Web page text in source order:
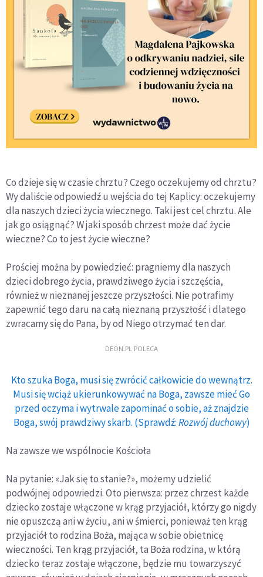
Co dzieje się w czasie chrztu? Czego oczekujemy od chrztu?
Wy daliście odpowiedź u wejścia do tej Kaplicy: oczekujemy
dla naszych dzieci życia wiecznego. Taki jest cel chrztu. Ale
jak go osiągnąć? W jaki sposób chrzest może dać życie
wieczne? Co to jest życie wieczne?
Prościej można by powiedzieć: pragniemy dla naszych
dzieci dobrego życia, prawdziwego życia i szczęścia,
również w nieznanej jeszcze przyszłości. Nie potrafimy
zapewnić tego daru na całą nieznaną przyszłość i dlatego
zwracamy się do Pana, by od Niego otrzymać ten dar.
DEON.PL POLECA
Kto szuka Boga, musi się zwrócić całkowicie do wewnątrz.
Musi się wciąż ukierunkowywać na Boga, zawsze mieć Go
przed oczyma i wytrwale zapominać o sobie, aż znajdzie
Boga, swój prawdziwy skarb. (Sprawdź:Rozwój duchowy)
Na zawsze we wspólnocie Kościoła
Na pytanie: «Jak się to stanie?», możemy udzielić
podwójnej odpowiedzi. Oto pierwsza: przez chrzest każde
dziecko zostaje włączone w krąg przyjaciół, którzy go nigdy
nie opuszczą ani w życiu, ani w śmierci, ponieważ ten krąg
przyjaciół to rodzina Boża, mająca w sobie obietnicę
wieczności. Ten krąg przyjaciół, ta Boża rodzina, w którą
dziecko teraz zostaje włączone, będzie mu towarzyszyć